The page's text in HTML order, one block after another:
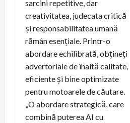
sarcini repetitive, dar
creativitatea, judecata critică
și responsabilitatea umană
rămân esențiale. Printr-o
abordare echilibrată, obțineți
advertoriale de înaltă calitate,
eficiente și bine optimizate
pentru motoarele de căutare.
„O abordare strategică, care
combină puterea AI cu